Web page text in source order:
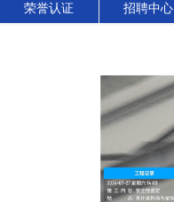
荣誉认证 招聘中心